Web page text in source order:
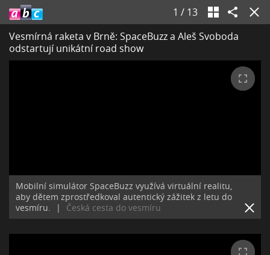
1 / 13
Vesmírná raketa v Brně: SpaceBuzz a Aleš Svoboda
odstartují unikátní road show
Mobilní simulátor SpaceBuzz využívá virtuální realitu,
aby dětem zprostředkoval autentický zážitek z letu do
vesmíru.
| Česká cesta do vesmíru